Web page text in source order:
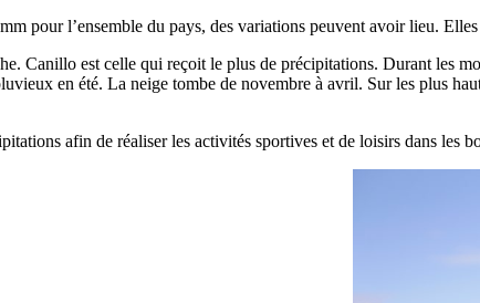
pour l’ensemble du pays, des variations peuvent avoir lieu.
Canillo est celle qui reçoit le plus de précipitations. Durant les
en été. La neige tombe de novembre à avril. Sur les plus
afin de réaliser les activités sportives et de loisirs dans les